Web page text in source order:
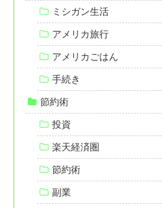
ミシガン生活
アメリカ旅行
アメリカごはん
手続き
節約術
投資
楽天経済圏
節約術
副業